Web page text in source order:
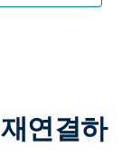
연결하